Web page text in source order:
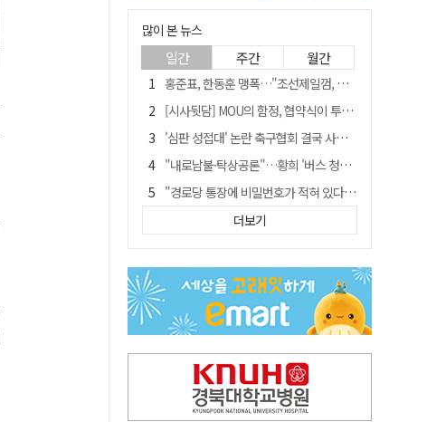
많이 본 뉴스
일간 주간 월간
홍준표, 한동훈 맹폭…"조선제일껌, 권력에 살고 권력에 죽었다"
[시사뒷담] MOU의 함정, 협약식이 투자 확정은 아니긴 해
'심판 성접대' 논란 축구협회 결국 사과…"깊이 반성, 쇄신하겠다"
"내로남불·탁상공론"…황희 '버스 청년주택' 제안에 與 내부서도 쓴소리
"경로당 통장에 비밀번호가 적혀 있다"…전국 돌며 경로당 13곳 턴 30대 구속
예안향교 대성전, '국가지정 보물로 지정'
"침대에 결박, 탈진"…평생 교회서 산 11세 남아, 병원 이송 끝 숨져
김민석, 與전당대회 제주·인천 당원투표서 승리…누적 득표는 '초박빙'
[금주의 이슈] 하늘의 외계인, 바다의 귀향자…영화 '호프'와 '오디세이'
더보기